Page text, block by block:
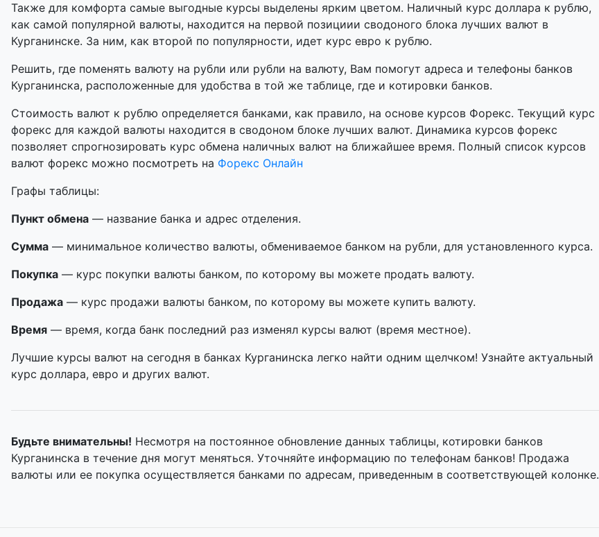
Также для комфорта самые выгодные курсы выделены ярким цветом. Наличный курс доллара к рублю,
как самой популярной валюты, находится на первой позициии сводоного блока лучших валют в
Курганинске. За ним, как второй по популярности, идет курс евро к рублю.
Решить, где поменять валюту на рубли или рубли на валюту, Вам помогут адреса и телефоны банков
Курганинска, расположенные для удобства в той же таблице, где и котировки банков.
Стоимость валют к рублю определяется банками, как правило, на основе курсов Форекс. Текущий курс
форекс для каждой валюты находится в сводоном блоке лучших валют. Динамика курсов форекс
позволяет спрогнозировать курс обмена наличных валют на ближайшее время. Полный список курсов
валют форекс можно посмотреть на Форекс Онлайн
Графы таблицы:
Пункт обмена — название банка и адрес отделения.
Сумма — минимальное количество валюты, обмениваемое банком на рубли, для установленного курса.
Покупка — курс покупки валюты банком, по которому вы можете продать валюту.
Продажа — курс продажи валюты банком, по которому вы можете купить валюту.
Время — время, когда банк последний раз изменял курсы валют (время местное).
Лучшие курсы валют на сегодня в банках Курганинска легко найти одним щелчком! Узнайте актуальный
курс доллара, евро и других валют.
Будьте внимательны! Несмотря на постоянное обновление данных таблицы, котировки банков
Курганинска в течение дня могут меняться. Уточняйте информацию по телефонам банков! Продажа
валюты или ее покупка осуществляется банками по адресам, приведенным в соответствующей колонке.